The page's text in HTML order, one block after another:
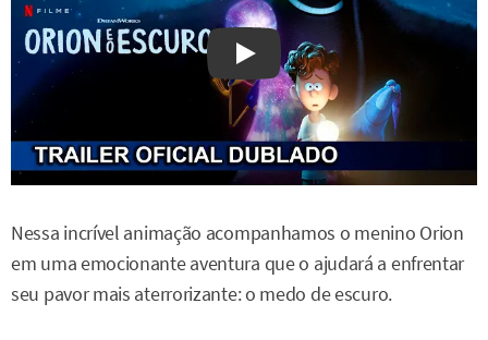
Watch on YouTube
Nessa incrível animação acompanhamos o menino Orion
em uma emocionante aventura que o ajudará a enfrentar
seu pavor mais aterrorizante: o medo de escuro.